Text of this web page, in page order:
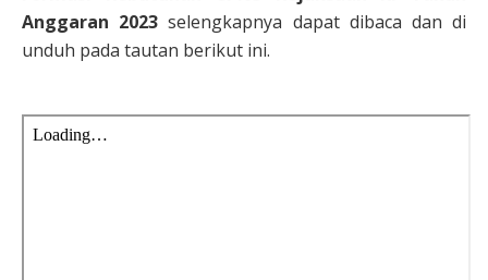
Anggaran 2023 selengkapnya dapat dibaca dan di
unduh pada tautan berikut ini.